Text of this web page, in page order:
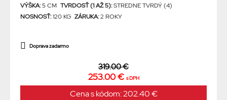
VÝŠKA:5 CM TVRDOSŤ (1 AŽ 5):STREDNE TVRDÝ (4)
NOSNOSŤ:120 KG ZÁRUKA:2 ROKY
Doprava zadarmo
319.00 €
253.00 € s DPH
Cena s kódom: 202.40 €